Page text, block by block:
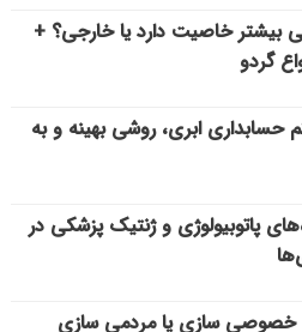
بیشتر خاصیت دارد یا خارجی؟ +
گردو
حسابداری ابری، روشی بهینه و به
پاتوبیولوژی و ژنتیک پزشکی در
سازی یا مردمی سازی